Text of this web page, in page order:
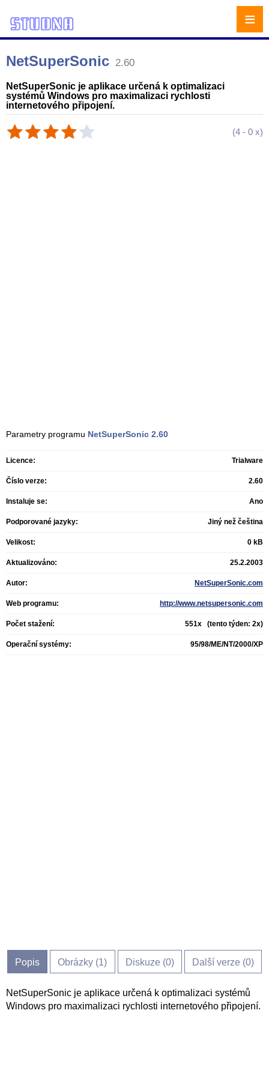
NetSuperSonic 2.60
NetSuperSonic je aplikace určená k optimalizaci
systémů Windows pro maximalizaci rychlosti
internetového připojení.
(4 - 0 x)
Parametry programu NetSuperSonic 2.60
Licence: Trialware
Číslo verze: 2.60
Instaluje se: Ano
Podporované jazyky: Jiný než čeština
Velikost: 0 kB
Aktualizováno: 25.2.2003
Autor: NetSuperSonic.com
Web programu: http://www.netsupersonic.com
Počet stažení: 551x (tento týden: 2x)
Operační systémy: 95/98/ME/NT/2000/XP
Popis Obrázky (1) Diskuze (0) Další verze (0)
NetSuperSonic je aplikace určená k optimalizaci systémů
Windows pro maximalizaci rychlosti internetového připojení.
≡